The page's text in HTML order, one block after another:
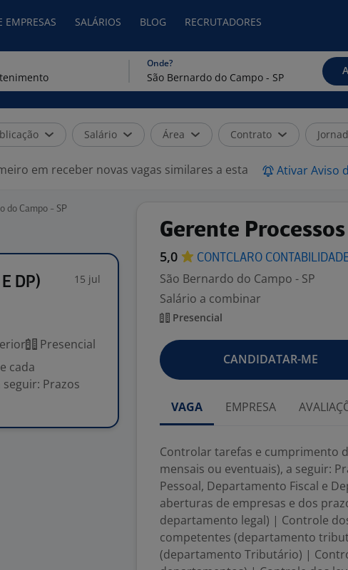
EMPRESAS SALÁRIOS BLOG RECRUTADORES
Onde?
Salário Área Contrato
em receber novas vagas similares a esta Ativar Aviso
do Campo - SP
DP) 15 jul
Presencial
cada
Prazos
Gerente
5,0 CONTCLARO
São Bernardo do Campo - SP
Salário a combinar
Presencial
CANDIDATAR-ME
VAGA EMPRESA
Controlar tarefas e cumprimento
mensais ou eventuais), a seguir:
Pessoal, Departamento Fiscal e
aberturas de empresas e dos
departamento legal) | Controle
competentes (departamento
(departamento Tributário) |